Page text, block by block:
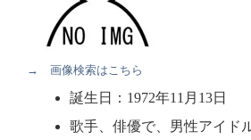
→ 画像検索はこちら
誕生日：1972年11月13日
歌手、俳優で、男性アイド